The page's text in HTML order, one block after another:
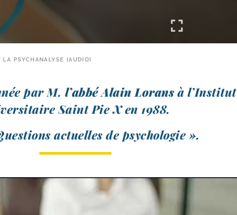
LA PSYCHANALYSE [AUDIO]
par M. l’ab­bé Alain Loransà l’Institut
Saint Pie X en 1988.
actuelles de psychologie ».